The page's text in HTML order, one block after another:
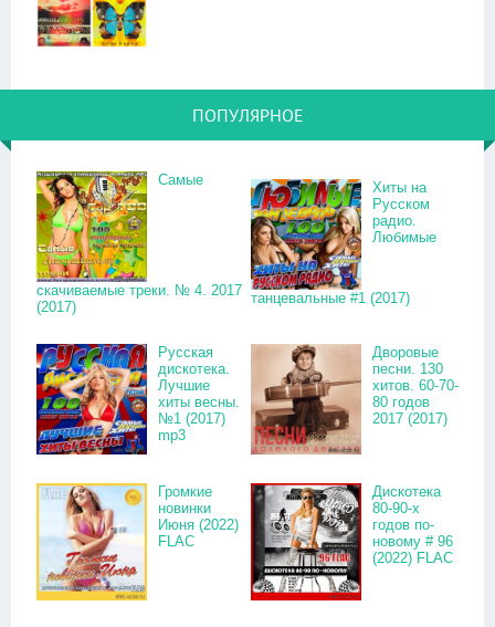
ПОПУЛЯРНОЕ
Самые
скачиваемые треки. № 4. 2017
(2017)
Хиты на
Русском
радио.
Любимые
танцевальные #1 (2017)
Русская
дискотека.
Лучшие
хиты весны.
№1 (2017)
mp3
Дворовые
песни. 130
хитов. 60-70-
80 годов
2017 (2017)
Громкие
новинки
Июня (2022)
FLAC
Дискотека
80-90-х
годов по-
новому # 96
(2022) FLAC